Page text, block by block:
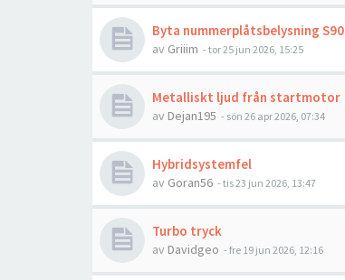
Byta nummerplåtsbelysning S90
av Griiim - tor 25 jun 2026, 15:25
Metalliskt ljud från startmotor
av Dejan195 - sön 26 apr 2026, 07:34
Hybridsystemfel
av Goran56 - tis 23 jun 2026, 13:47
Turbo tryck
av Davidgeo - fre 19 jun 2026, 12:16